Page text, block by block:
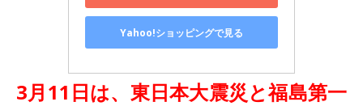
Yahoo!ショッピングで見る
3月11日は、東日本大震災と福島第一